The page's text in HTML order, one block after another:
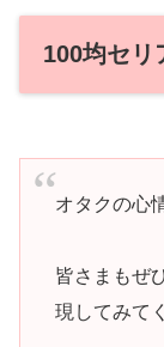
100均セリ
オタクの心
皆さまもぜ
現してみて